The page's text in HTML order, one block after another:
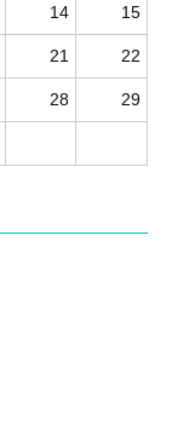
14 15
21 22
28 29